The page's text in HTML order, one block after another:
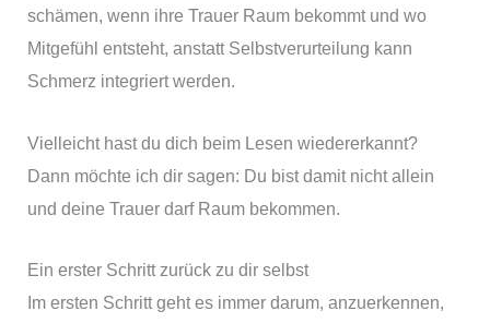
schämen, wenn ihre Trauer Raum bekommt und wo
Mitgefühl entsteht, anstatt Selbstverurteilung kann
Schmerz integriert werden.
Vielleicht hast du dich beim Lesen wiedererkannt?
Dann möchte ich dir sagen: Du bist damit nicht allein
und deine Trauer darf Raum bekommen.
Ein erster Schritt zurück zu dir selbst
Im ersten Schritt geht es immer darum, anzuerkennen,